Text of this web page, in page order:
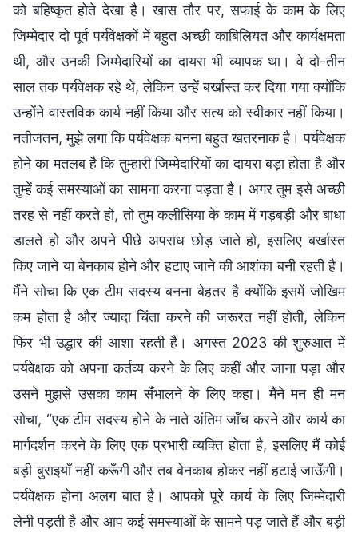
को बहिष्कृत होते देखा है। खास तौर पर, सफाई के काम के लिए
जिम्मेदार दो पूर्व पर्यवेक्षकों में बहुत अच्छी काबिलियत और कार्यक्षमता
थी, और उनकी जिम्मेदारियों का दायरा भी व्यापक था। वे दो-तीन
साल तक पर्यवेक्षक रहे थे, लेकिन उन्हें बर्खास्त कर दिया गया क्योंकि
उन्होंने वास्तविक कार्य नहीं किया और सत्य को स्वीकार नहीं किया।
नतीजतन, मुझे लगा कि पर्यवेक्षक बनना बहुत खतरनाक है। पर्यवेक्षक
होने का मतलब है कि तुम्हारी जिम्मेदारियों का दायरा बड़ा होता है और
तुम्हें कई समस्याओं का सामना करना पड़ता है। अगर तुम इसे अच्छी
तरह से नहीं करते हो, तो तुम कलीसिया के काम में गड़बड़ी और बाधा
डालते हो और अपने पीछे अपराध छोड़ जाते हो, इसलिए बर्खास्त
किए जाने या बेनकाब होने और हटाए जाने की आशंका बनी रहती है।
मैंने सोचा कि एक टीम सदस्य बनना बेहतर है क्योंकि इसमें जोखिम
कम होता है और ज्यादा चिंता करने की जरूरत नहीं होती, लेकिन
फिर भी उद्धार की आशा रहती है। अगस्त 2023 की शुरुआत में
पर्यवेक्षक को अपना कर्तव्य करने के लिए कहीं और जाना पड़ा और
उसने मुझसे उसका काम सँभालने के लिए कहा। मैंने मन ही मन
सोचा, “एक टीम सदस्य होने के नाते अंतिम जाँच करने और कार्य का
मार्गदर्शन करने के लिए एक प्रभारी व्यक्ति होता है, इसलिए मैं कोई
बड़ी बुराइयाँ नहीं करूँगी और तब बेनकाब होकर नहीं हटाई जाऊँगी।
पर्यवेक्षक होना अलग बात है। आपको पूरे कार्य के लिए जिम्मेदारी
लेनी पड़ती है और आप कई समस्याओं के सामने पड़ जाते हैं और बड़ी